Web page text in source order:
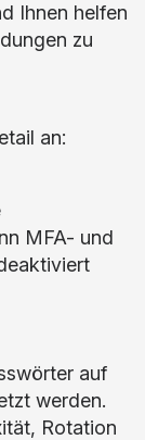
Ihnen helfen
zu
an:
MFA- und
auf
werden.
Rotation